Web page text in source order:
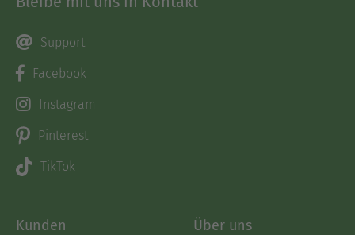
Support
Facebook
Instagram
Pinterest
TikTok
Kunden Über uns